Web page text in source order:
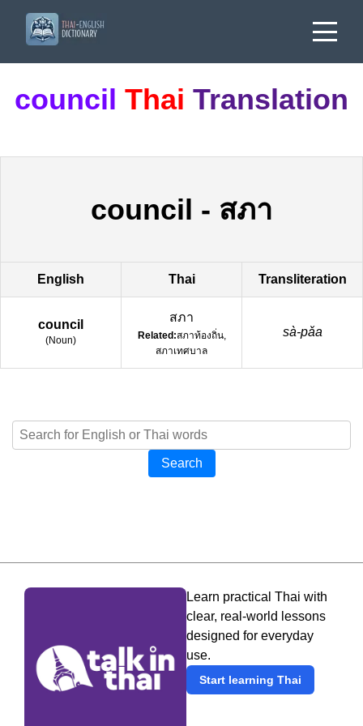
council Thai Translation
council - สภา
English Thai Transliteration
council
(Noun)
สภา
Related:สภาท้องถิ่น,
สภาเทศบาล
sà-pǎa
Search
Learn practical Thai with
clear, real-world lessons
designed for everyday
use.
Start learning Thai